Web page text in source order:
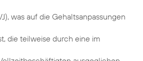
was auf die Gehaltsanpassungen
die teilweise durch eine im